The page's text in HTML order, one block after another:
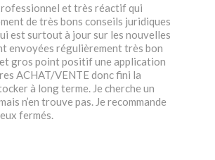
et très réactif qui
de très bons conseils juridiques
est surtout à jour sur les nouvelles
envoyées régulièrement très bon
gros point positif une application
ACHAT/VENTE donc fini la
à long terme. Je cherche un
n’en trouve pas. Je recommande
fermés.